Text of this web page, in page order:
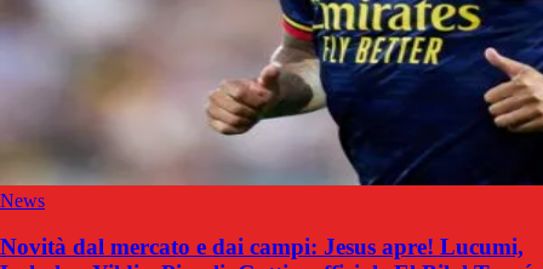
News
Novità dal mercato e dai campi: Jesus apre! Lucumi,